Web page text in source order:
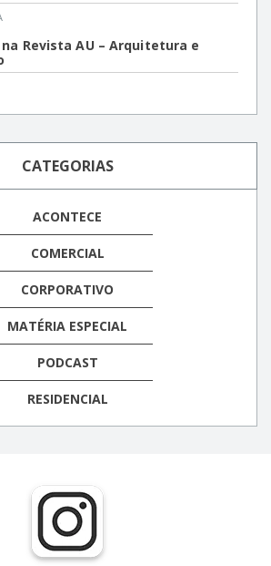
na Revista AU – Arquitetura e
CATEGORIAS
ACONTECE
COMERCIAL
CORPORATIVO
MATÉRIA ESPECIAL
PODCAST
RESIDENCIAL